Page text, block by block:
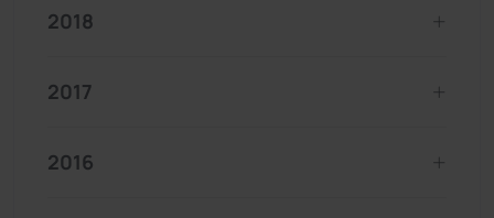
2018
2017
2016